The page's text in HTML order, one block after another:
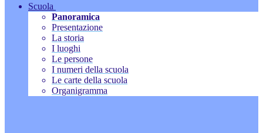
Scuola
Panoramica
Presentazione
La storia
I luoghi
Le persone
I numeri della scuola
Le carte della scuola
Organigramma